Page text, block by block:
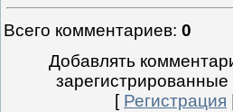
Всего комментариев: 0
Добавлять
зарегистрированные
[ Регистрация